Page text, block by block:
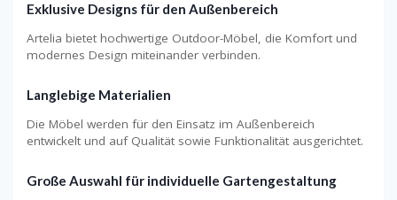
Exklusive Designs für den Außenbereich
Artelia bietet hochwertige Outdoor-Möbel, die Komfort und
modernes Design miteinander verbinden.
Langlebige Materialien
Die Möbel werden für den Einsatz im Außenbereich
entwickelt und auf Qualität sowie Funktionalität ausgerichtet.
Große Auswahl für individuelle Gartengestaltung